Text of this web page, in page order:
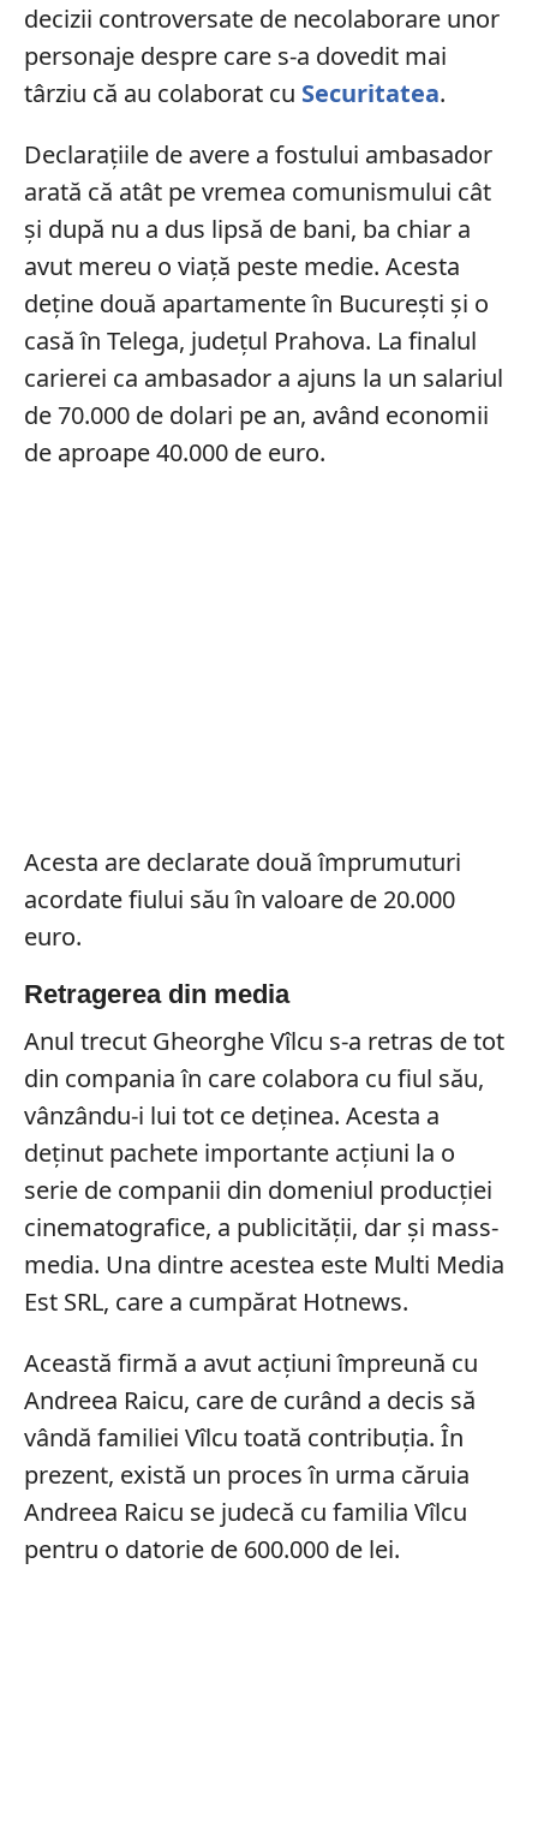
decizii controversate de necolaborare unor
personaje despre care s-a dovedit mai
târziu că au colaborat cu Securitatea.
Declarațiile de avere a fostului ambasador
arată că atât pe vremea comunismului cât
și după nu a dus lipsă de bani, ba chiar a
avut mereu o viață peste medie. Acesta
deține două apartamente în București și o
casă în Telega, județul Prahova. La finalul
carierei ca ambasador a ajuns la un salariul
de 70.000 de dolari pe an, având economii
de aproape 40.000 de euro.
Acesta are declarate două împrumuturi
acordate fiului său în valoare de 20.000
euro.
Retragerea din media
Anul trecut Gheorghe Vîlcu s-a retras de tot
din compania în care colabora cu fiul său,
vânzându-i lui tot ce deținea. Acesta a
deținut pachete importante acțiuni la o
serie de companii din domeniul producției
cinematografice, a publicității, dar și mass-
media. Una dintre acestea este Multi Media
Est SRL, care a cumpărat Hotnews.
Această firmă a avut acțiuni împreună cu
Andreea Raicu, care de curând a decis să
vândă familiei Vîlcu toată contribuția. În
prezent, există un proces în urma căruia
Andreea Raicu se judecă cu familia Vîlcu
pentru o datorie de 600.000 de lei.